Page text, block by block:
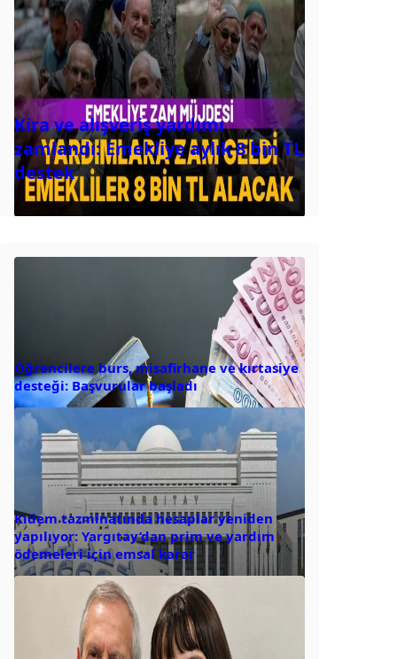
Kira ve alışveriş yardımı
zamlandı: Emekliye aylık 8 bin TL
destek
Öğrencilere burs, misafirhane ve kırtasiye
desteği: Başvurular başladı
Kıdem tazminatında hesaplar yeniden
yapılıyor: Yargıtay’dan prim ve yardım
ödemeleri için emsal karar